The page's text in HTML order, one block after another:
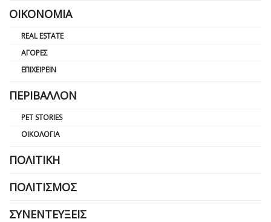
ΟΙΚΟΝΟΜΊΑ
REAL ESTATE
ΑΓΟΡΈΣ
ΕΠΙΧΕΙΡΕΊΝ
ΠΕΡΙΒΆΛΛΟΝ
PET STORIES
ΟΙΚΟΛΟΓΊΑ
ΠΟΛΙΤΙΚΉ
ΠΟΛΙΤΙΣΜΌΣ
ΣΥΝΕΝΤΕΎΞΕΙΣ